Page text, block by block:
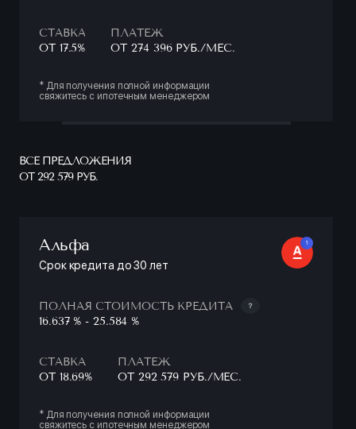
СТАВКА
ОТ 17.5%
ПЛАТЕЖ
ОТ 274 396 РУБ./МЕС.
* Для получения полной информации
свяжитесь с ипотечным менеджером
ВСЕ ПРЕДЛОЖЕНИЯ
ОТ 292 579 РУБ.
Альфа
Срок кредита до 30 лет
1
ПОЛНАЯ СТОИМОСТЬ КРЕДИТА
16.637 % - 25.584 %
СТАВКА
ОТ 18.69%
ПЛАТЕЖ
ОТ 292 579 РУБ./МЕС.
* Для получения полной информации
свяжитесь с ипотечным менеджером